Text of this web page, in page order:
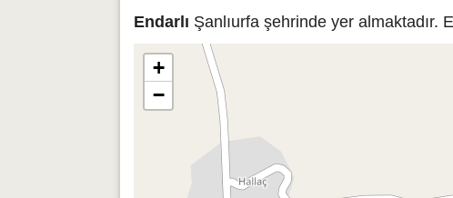
Endarlı Şanlıurfa şehrinde yer almaktadır.
+
−